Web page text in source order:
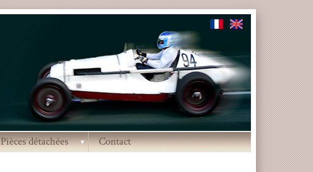
Pièces détachées ▼ Contact